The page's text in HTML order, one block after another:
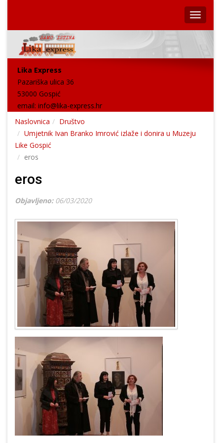
Lika Express
Pazariška ulica 36
53000 Gospić
email: info@lika-express.hr
Naslovnica
Društvo
Umjetnik Ivan Branko Imrović izlaže i donira u Muzeju
Like Gospić
eros
eros
Objavljeno: 06/03/2020